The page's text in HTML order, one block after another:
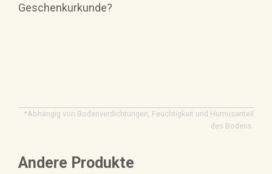
Geschenkurkunde?
*Abhängig von Bodenverdichtungen, Feuchtigkeit und Humusanteil
des Bodens.
Andere Produkte